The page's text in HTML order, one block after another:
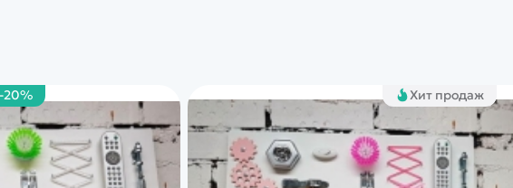
-20% Хит продаж